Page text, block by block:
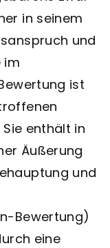
in seinem
und
im
ist
enthält in
Äußerung
und
Bewertung)
eine